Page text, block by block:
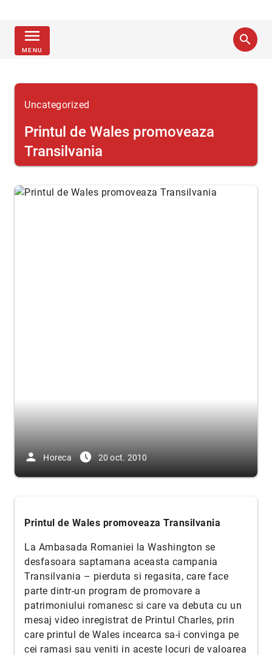
menu
MENU
search
Uncategorized
Printul de Wales promoveaza
Transilvania
person Horeca access_time_filled 20 oct. 2010
Printul de Wales promoveaza Transilvania
La Ambasada Romaniei la Washington se
desfasoara saptamana aceasta campania
Transilvania – pierduta si regasita, care face
parte dintr-un program de promovare a
patrimoniului romanesc si care va debuta cu un
mesaj video inregistrat de Printul Charles, prin
care printul de Wales incearca sa-i convinga pe
cei ramasi sau veniti in aceste locuri de valoarea